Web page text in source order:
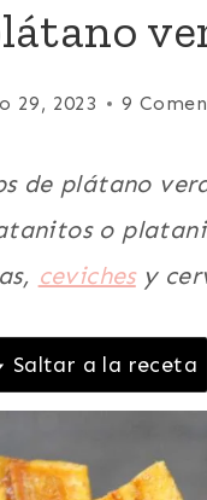
29, 2023 9
de plátano
o
cevichesy
Saltar a la receta